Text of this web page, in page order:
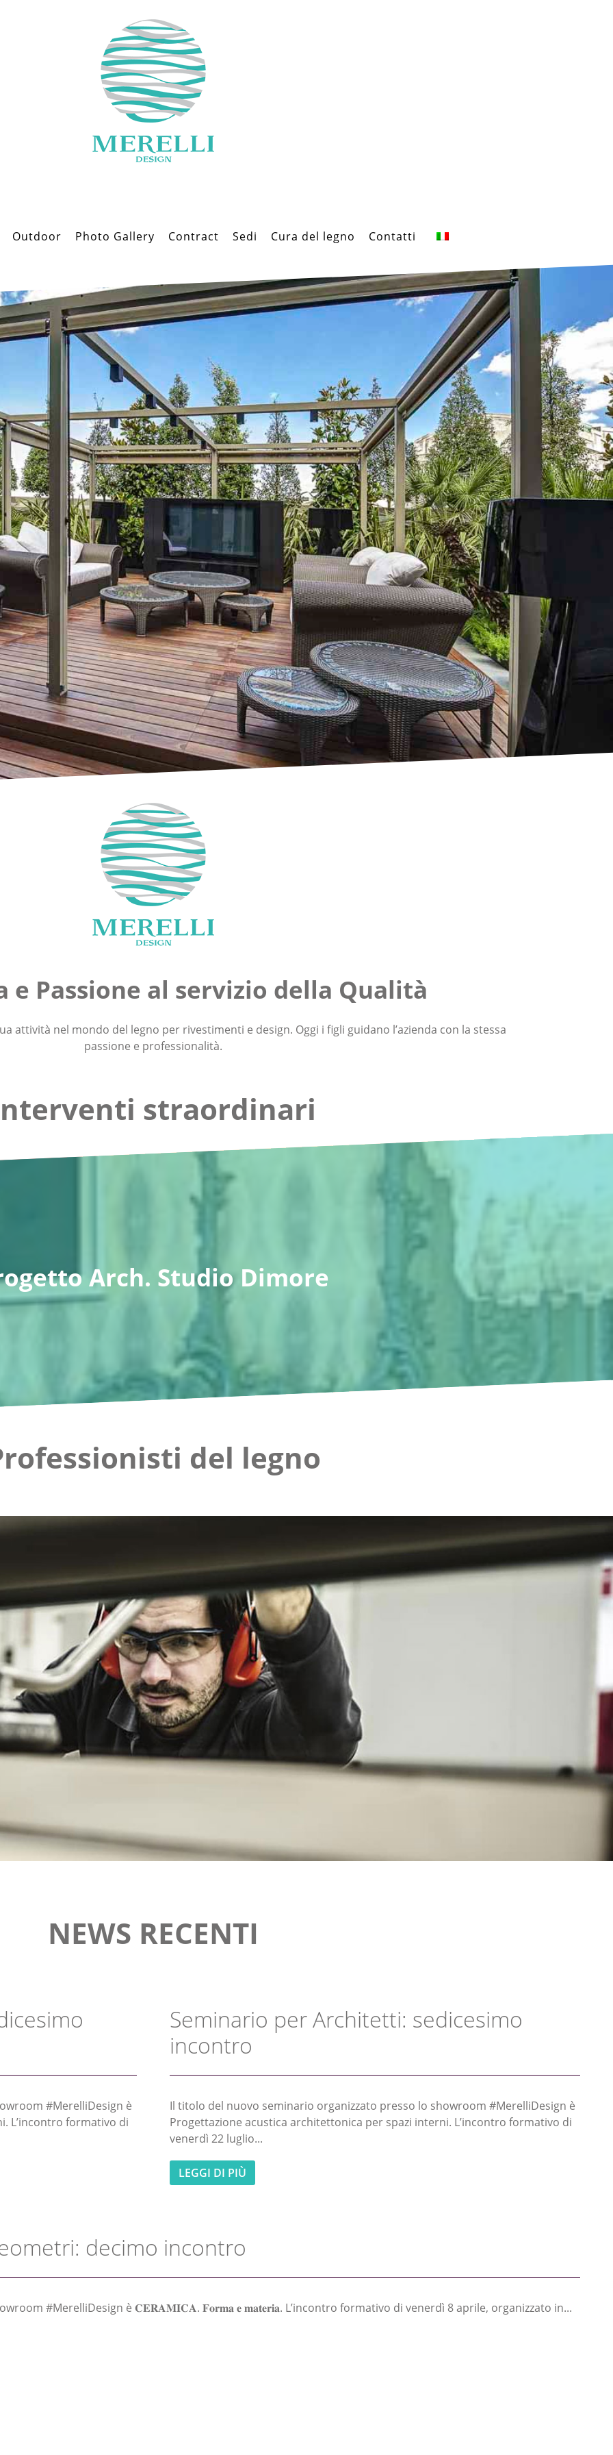
Outdoor Photo Gallery Contract Sedi Cura del legno Contatti
e Passione al servizio della Qualità
attività nel mondo del legno per rivestimenti e design. Oggi i figli guidano l’azienda con la stessa
passione e professionalità.
straordinari
Arch. Studio Dimore
del legno
NEWS RECENTI
#MerelliDesign è
L’incontro formativo di
Seminario per Architetti: sedicesimo
incontro
Il titolo del nuovo seminario organizzato presso lo showroom #MerelliDesign è
Progettazione acustica architettonica per spazi interni. L’incontro formativo di
venerdì 22 luglio...
LEGGI DI PIÙ
decimo incontro
#MerelliDesign è 𝐂𝐄𝐑𝐀𝐌𝐈𝐂𝐀. 𝐅𝐨𝐫𝐦𝐚 𝐞 𝐦𝐚𝐭𝐞𝐫𝐢𝐚. L’incontro formativo di venerdì 8 aprile, organizzato in...